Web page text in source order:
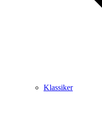
Klassiker